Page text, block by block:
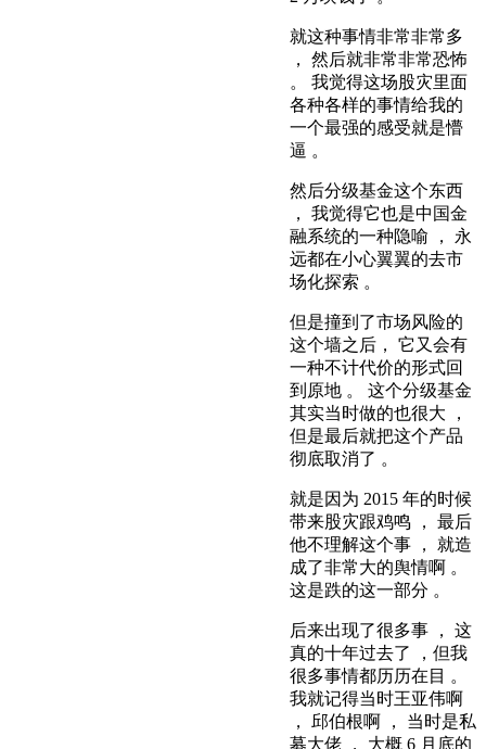
就这种事情非常非常多
， 然后就非常非常恐怖
。 我觉得这场股灾里面
各种各样的事情给我的
一个最强的感受就是懵
逼 。
然后分级基金这个东西
， 我觉得它也是中国金
融系统的一种隐喻 ， 永
远都在小心翼翼的去市
场化探索 。
但是撞到了市场风险的
这个墙之后， 它又会有
一种不计代价的形式回
到原地 。 这个分级基金
其实当时做的也很大 ，
但是最后就把这个产品
彻底取消了 。
就是因为 2015 年的时候
带来股灾跟鸡鸣 ， 最后
他不理解这个事 ， 就造
成了非常大的舆情啊 。
这是跌的这一部分 。
后来出现了很多事 ， 这
真的十年过去了 ，但我
很多事情都历历在目 。
我就记得当时王亚伟啊
， 邱伯根啊 ， 当时是私
募大佬 ， 大概 6 月底的